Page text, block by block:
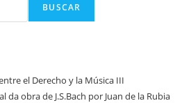
BUSCAR
el Derecho y la Música III
da obra de J.S.Bach por Juan de la Rubia